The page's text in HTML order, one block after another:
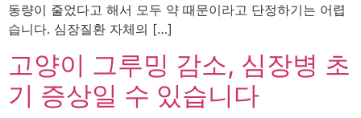
동량이 줄었다고 해서 모두 약 때문이라고 단정하기는 어렵
습니다. 심장질환 자체의 […]
고양이 그루밍 감소, 심장병 초
기 증상일 수 있습니다